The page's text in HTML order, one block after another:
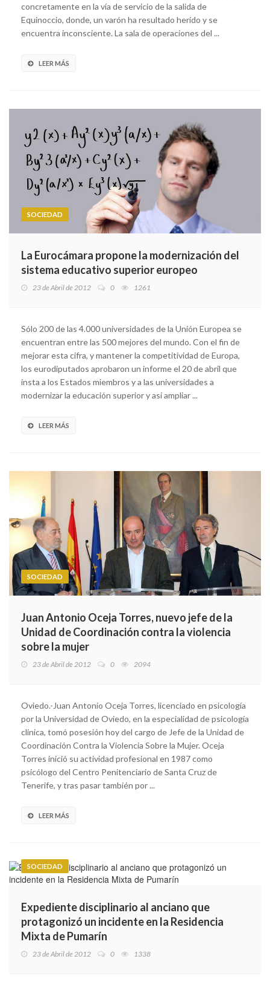
concretamente en la vía de servicio de la salida de
Equinoccio, donde, un varón ha resultado herido y se
encuentra inconsciente. La sala de operaciones del ...
LEER MÁS
SOCIEDAD
La Eurocámara propone la modernización del
sistema educativo superior europeo
23 de Abril de 2012 0 1261
Sólo 200 de las 4.000 universidades de la Unión Europea se
encuentran entre las 500 mejores del mundo. Con el fin de
mejorar esta cifra, y mantener la competitividad de Europa,
los eurodiputados aprobaron un informe el 20 de abril que
insta a los Estados miembros y a las universidades a
modernizar la educación superior y así ampliar ...
LEER MÁS
SOCIEDAD
Juan Antonio Oceja Torres, nuevo jefe de la
Unidad de Coordinación contra la violencia
sobre la mujer
23 de Abril de 2012 0 2094
Oviedo.-Juan Antonio Oceja Torres, licenciado en psicología
por la Universidad de Oviedo, en la especialidad de psicología
clínica, tomó posesión hoy del cargo de Jefe de la Unidad de
Coordinación Contra la Violencia Sobre la Mujer. Oceja
Torres inició su actividad profesional en 1987 como
psicólogo del Centro Penitenciario de Santa Cruz de
Tenerife, y tras pasar también por ...
LEER MÁS
SOCIEDAD
Expediente disciplinario al anciano que
protagonizó un incidente en la Residencia
Mixta de Pumarín
23 de Abril de 2012 0 1338